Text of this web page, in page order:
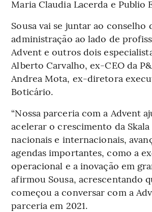
Maria Claudia Lacerda e Publio
Sousa vai se juntar ao conselho
administração ao lado de
Advent e outros dois
Alberto Carvalho, ex-CEO da
Andrea Mota, ex-diretora
Boticário.
“Nossa parceria com a Advent
acelerar o crescimento da
nacionais e internacionais,
agendas importantes, como a
operacional e a inovação em
afirmou Sousa, acrescentando
começou a conversar com a
parceria em 2021.